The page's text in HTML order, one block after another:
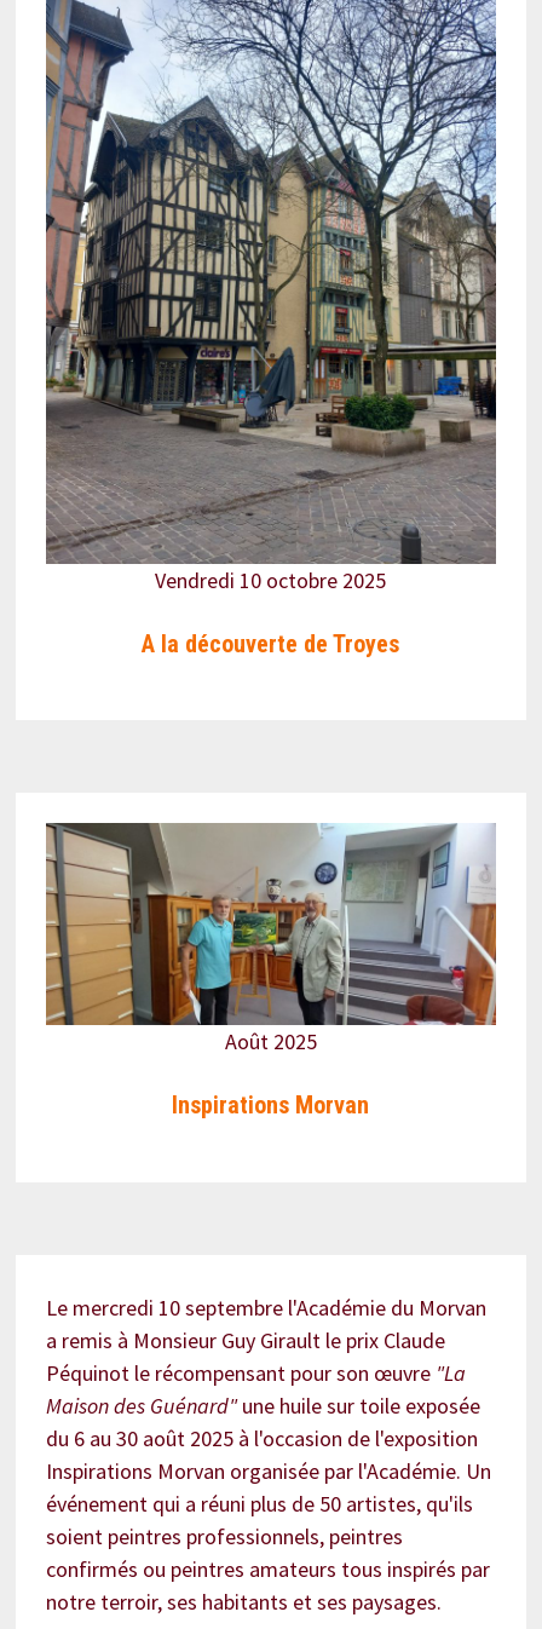
Vendredi 10 octobre 2025
A la découverte de Troyes
Août 2025
Inspirations Morvan
Le mercredi 10 septembre l'Académie du Morvan
a remis à Monsieur Guy Girault le prix Claude
Péquinot le récompensant pour son œuvre "La
Maison des Guénard"une huile sur toile exposée
du 6 au 30 août 2025 à l'occasion de l'exposition
Inspirations Morvan organisée par l'Académie. Un
événement qui a réuni plus de 50 artistes, qu'ils
soient peintres professionnels, peintres
confirmés ou peintres amateurs tous inspirés par
notre terroir, ses habitants et ses paysages.